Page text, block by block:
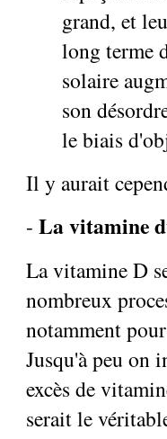
grand, et
long terme
solaire
son
le biais
Il y aurait
-La vitamine
La vitamine D
nombreux
notamment
Jusqu'à peu on
excès de
serait le